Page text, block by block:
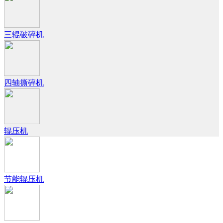
三辊破碎机
四轴撕碎机
辊压机
节能辊压机